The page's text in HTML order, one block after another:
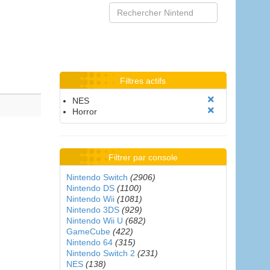
Filtres actifs
NES
Horror
Filtrer par console
Nintendo Switch (2906)
Nintendo DS (1100)
Nintendo Wii (1081)
Nintendo 3DS (929)
Nintendo Wii U (682)
GameCube (422)
Nintendo 64 (315)
Nintendo Switch 2 (231)
NES (138)